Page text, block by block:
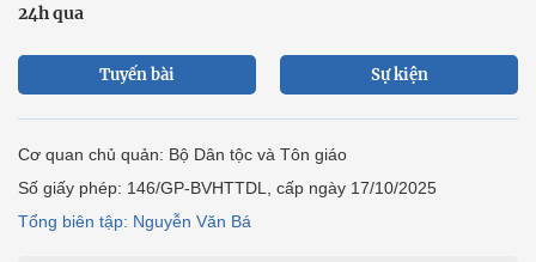
24h qua
Tuyến bài Sự kiện
Cơ quan chủ quản: Bộ Dân tộc và Tôn giáo
Số giấy phép: 146/GP-BVHTTDL, cấp ngày 17/10/2025
Tổng biên tập: Nguyễn Văn Bá